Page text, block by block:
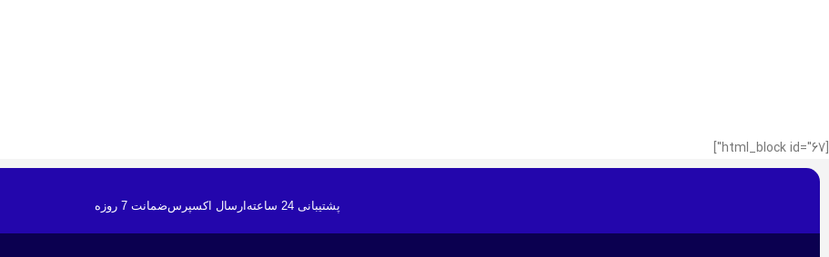
[html_block id="67"]
پشتیبانی 24 ساعته ارسال اکسپرسضمانت 7 روزه